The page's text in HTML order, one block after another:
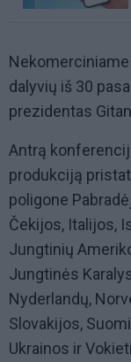
dalyvių iš 30
prezidentas
Antrą
produkciją
poligone
Čekijos, Italijos,
Jungtinių
Jungtinės
Nyderlandų,
Slovakijos,
Ukrainos ir